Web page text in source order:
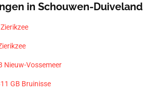
in Schouwen-Duiveland
Nieuw-Vossemeer
GB Bruinisse